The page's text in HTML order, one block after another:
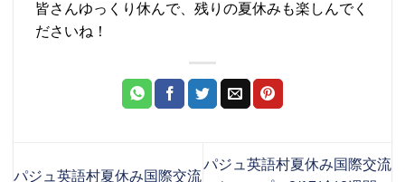
皆さんゆっくり休んで、残りの夏休みも楽しんでく
ださいね！
パジュ英語村夏休み国際交流
パジュ英語村夏休み国際交流